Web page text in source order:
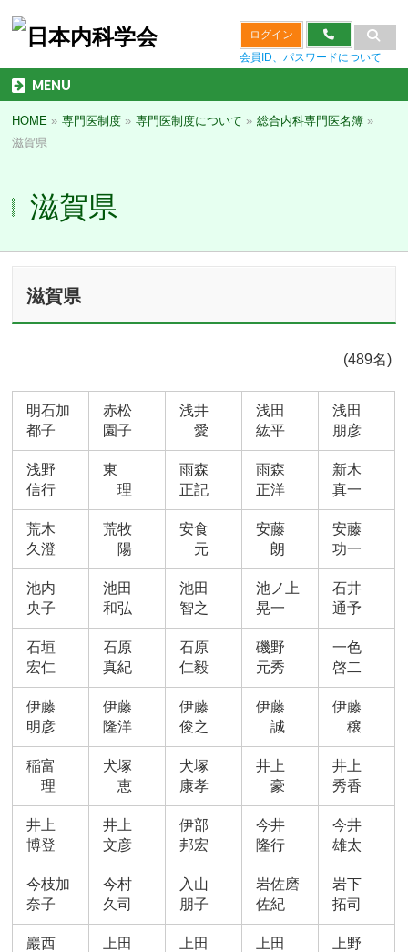
ログイン
会員ID、パスワードについて
MENU
HOME » 専門医制度 » 専門医制度について » 総合内科専門医名簿 »
滋賀県
滋賀県
滋賀県
(489名)
明石加
都子
赤松
園子
浅井
愛
浅田
紘平
浅田
朋彦
浅野
信行
東
理
雨森
正記
雨森
正洋
新木
真一
荒木
久澄
荒牧
陽
安食
元
安藤
朗
安藤
功一
池内
央子
池田
和弘
池田
智之
池ノ上
晃一
石井
通予
石垣
宏仁
石原
真紀
石原
仁毅
磯野
元秀
一色
啓二
伊藤
明彦
伊藤
隆洋
伊藤
俊之
伊藤
誠
伊藤
穣
稲富
理
犬塚
恵
犬塚
康孝
井上
豪
井上
秀香
井上
博登
井上
文彦
伊部
邦宏
今井
隆行
今井
雄太
今枝加
奈子
今村
久司
入山
朋子
岩佐磨
佐紀
岩下
拓司
巖西
上田
上田
上田
上野